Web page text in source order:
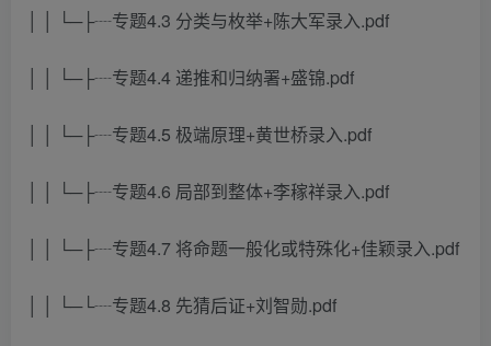
│ │ └─├┈专题4.3 分类与枚举+陈大军录入.pdf
│ │ └─├┈专题4.4 递推和归纳署+盛锦.pdf
│ │ └─├┈专题4.5 极端原理+黄世桥录入.pdf
│ │ └─├┈专题4.6 局部到整体+李稼祥录入.pdf
│ │ └─├┈专题4.7 将命题一般化或特殊化+佳颖录入.pdf
│ │ └─└┈专题4.8 先猜后证+刘智勋.pdf